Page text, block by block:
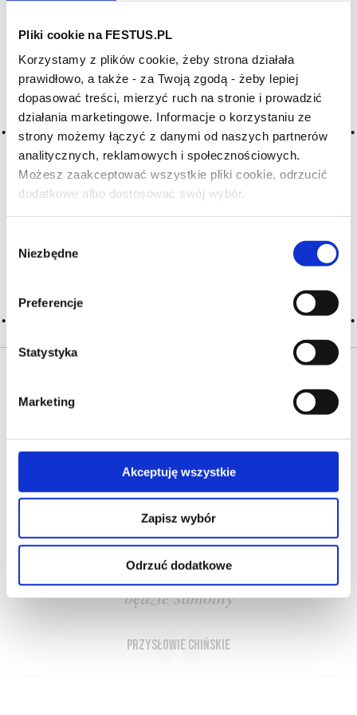
Pliki cookie na FESTUS.PL
Korzystamy z plików cookie, żeby strona działała
prawidłowo, a także - za Twoją zgodą - żeby lepiej
dopasować treści, mierzyć ruch na stronie i prowadzić
działania marketingowe. Informacje o korzystaniu ze
strony możemy łączyć z danymi od naszych partnerów
analitycznych, reklamowych i społecznościowych.
Możesz zaakceptować wszystkie pliki cookie, odrzucić
dodatkowe albo dostosować swój wybór.
zgody
Niezbędne
Preferencje
Statystyka
Marketing
Akceptuję wszystkie
Zapisz wybór
Odrzuć dodatkowe
Czy masz ukończone 18 lat?
Archiwum wpisów tagu: pupitre
de remuage
pupitre
2016-05-10
(fr.) dosł. „pulpit”, specjalny drewniany stojak lub stelaż
z otworami w kształcie odwróconej litery V przeznaczony
do utrzymywania butelek szampana w odpowiedniej pozycji,
dla czynności zwanej remuage, w celu przygotowania ich
Więcej pupitre →
OFERTA ONLINE PRODUCENCI
PRZEWODNIK
SŁOWNIK
Kto posiada wino i majątek nigdy nie
będzie samotny
przysłowie chińskie